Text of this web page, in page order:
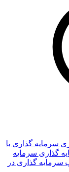
سرمایه گذاری با
گذاریسرمایه
سرمایه گذاری در